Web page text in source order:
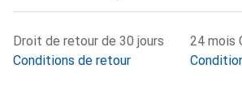
Droit de retour de 30 jours
Conditions de retour
24 mois